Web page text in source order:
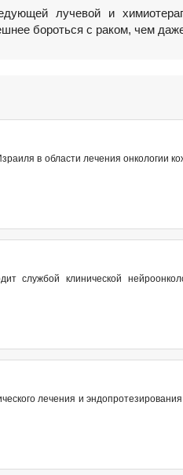
лучевой и
бороться с раком, чем
в области лечения онкологии
службой клинической
лечения и